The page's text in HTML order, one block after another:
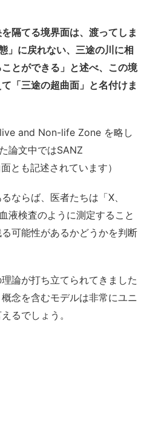
隔てる境界面は、渡ってしま
」に戻れない、三途の川に相
とができる」と述べ、この境
「三途の超曲面」と名付けま
and Non-life Zone を略し
論文中ではSANZ
とも記述されています）
ならば、医者たちは「X、
液検査のように測定すること
可能性があるかどうかを判断
論が打ち立てられてきました
念を含むモデルは非常にユニ
るでしょう。